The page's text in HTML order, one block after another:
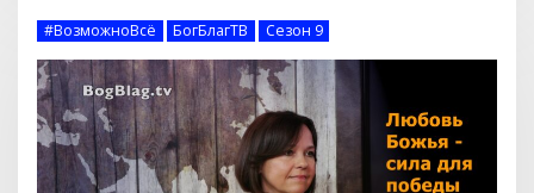
#ВозможноВсё БогБлагТВ Сезон 9